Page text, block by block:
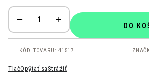
Jednotková cena:
DO
KÓD TOVARU: 41517
TlačOpýtať sa Strážiť